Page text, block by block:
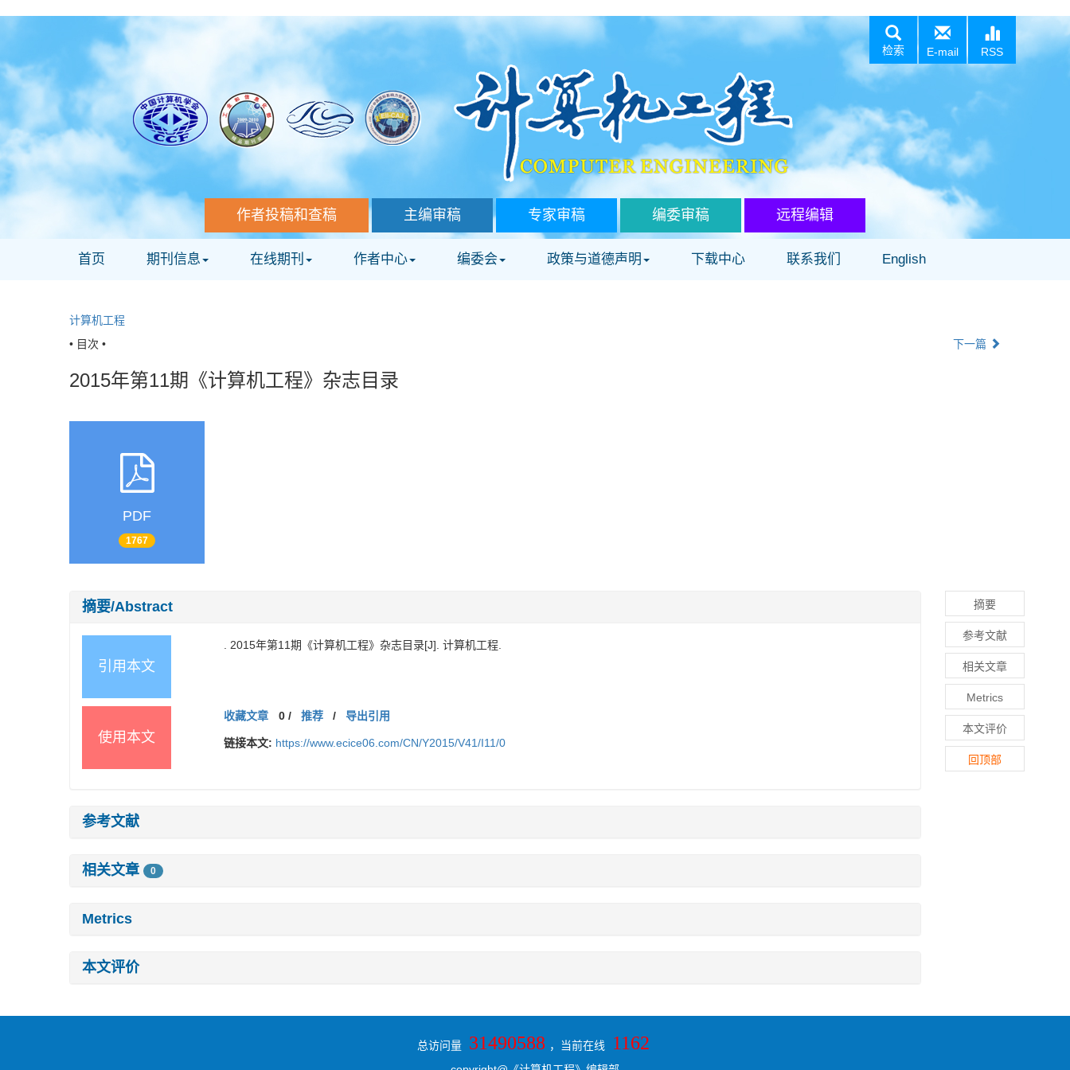
检索 E-mail RSS
作者投稿和查稿 主编审稿 专家审稿 编委审稿 远程编辑
首页 期刊信息 在线期刊 作者中心 编委会 政策与道德声明 下载中心 联系我们 English
计算机工程
• 目次 •
下一篇
2015年第11期《计算机工程》杂志目录
PDF
1767
摘要/Abstract
引用本文
. 2015年第11期《计算机工程》杂志目录[J]. 计算机工程.
使用本文
收藏文章 0/ 推荐 /导出引用
链接本文: https://www.ecice06.com/CN/Y2015/V41/I11/0
参考文献
相关文章 0
Metrics
本文评价
摘要
参考文献
相关文章
Metrics
本文评价
回顶部
总访问量 31490588 ，当前在线 1162